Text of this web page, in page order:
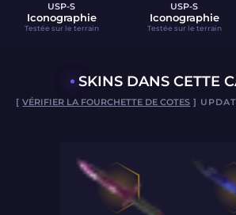
USP-S
Iconographie
Testée sur le terrain
USP-S
Iconographie
Testée sur le terrain
SKINS DANS CETTE
[VÉRIFIER LA FOURCHETTE DE COTES ]